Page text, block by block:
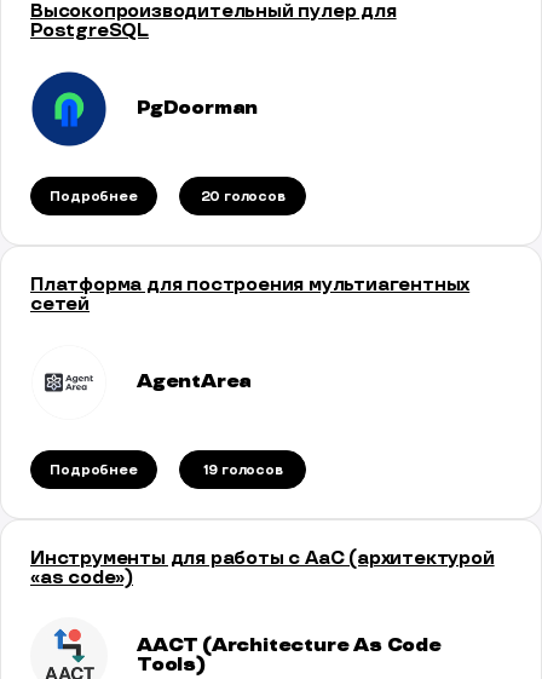
Высокопроизводительный пулер для
PostgreSQL
PgDoorman
Подробнее 20 голосов
Платформа для построения мультиагентных
сетей
AgentArea
Подробнее 19 голосов
Инструменты для работы с AaC (архитектурой
«as code»)
AACT (Architecture As Code
Tools)